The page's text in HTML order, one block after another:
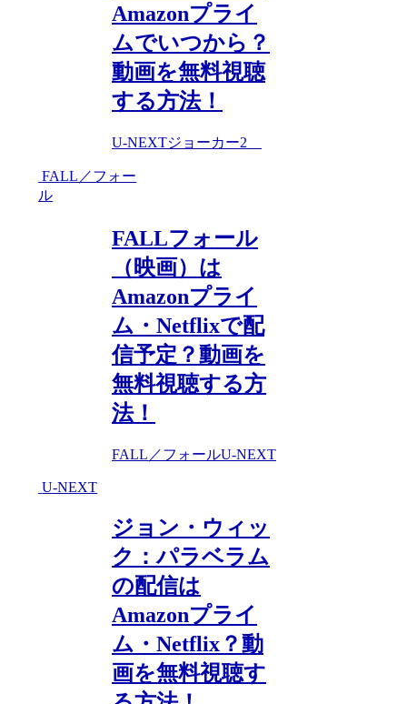
Amazonプライ
ムでいつから？
動画を無料視聴
する方法！
U-NEXTジョーカー2
FALL／フォー
ル
FALLフォール
（映画）は
Amazonプライ
ム・Netflixで配
信予定？動画を
無料視聴する方
法！
FALL／フォールU-NEXT
U-NEXT
ジョン・ウィッ
ク：パラベラム
の配信は
Amazonプライ
ム・Netflix？動
画を無料視聴す